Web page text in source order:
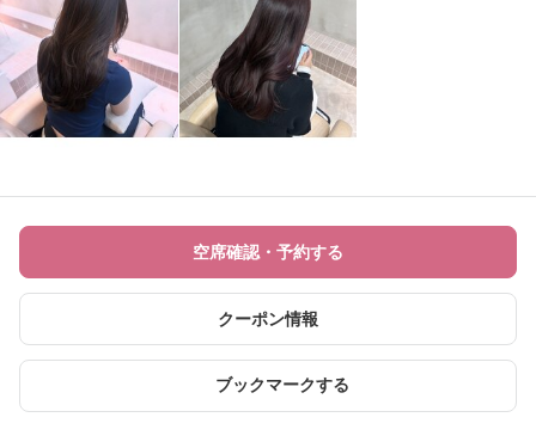
空席確認・予約する
クーポン情報
ブックマークする